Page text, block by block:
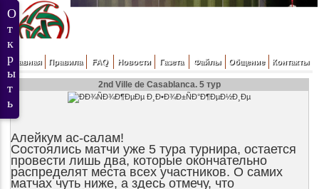
Главная Правила FAQ Новости Газета Файлы Общение Контакты
2nd Ville de Casablanca. 5 тур
Алейкум ас-салам!
Состоялись матчи уже 5 тура турнира, остается
провести лишь два, которые окончательно
распределят места всех участников. О самих
матчах чуть ниже, а здесь отмечу, что